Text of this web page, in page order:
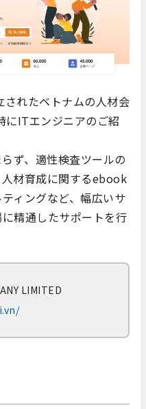
れたベトナムの人材会
ITエンジニアのご紹
ず、適性検査ツールの
人材育成に関するebook
ィングなど、幅広いサ
精通したサポートを行
LIMITED